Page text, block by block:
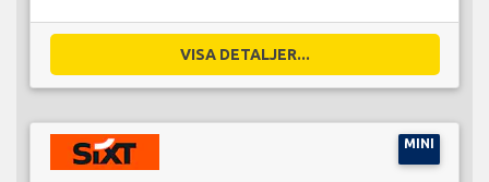
VISA DETALJER...
MINI